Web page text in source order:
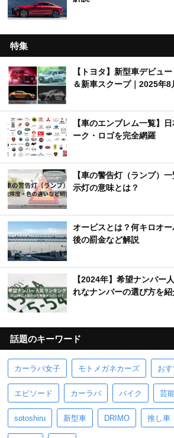
特集
【トヨタ】新型車デビュ
＆新車スクープ｜2025年8
【車のエンブレム一覧】
ーク・ロゴを完全網羅
【車の警告灯（ランプ）
示灯の意味とは？
オービスとは？何キロオ
後の罰金など解説
【2024年】希望ナンバー
れなナンバーの選び方を紹
話題のキーワード
カーラバ女子 モトメガネカーズ お
エピソード カーラバ バイク 芸
sotoshiru 新型車 DRIMO 推し車